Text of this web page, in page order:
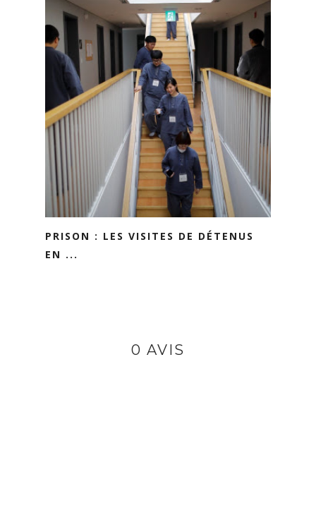
PRISON : LES VISITES DE DÉTENUS
EN ...
0 AVIS